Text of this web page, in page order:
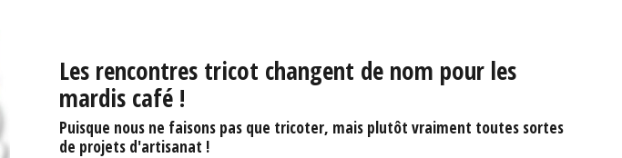
Les rencontres tricot changent de nom pour les
mardis café !
Puisque nous ne faisons pas que tricoter, mais plutôt vraiment toutes sortes
de projets d'artisanat !